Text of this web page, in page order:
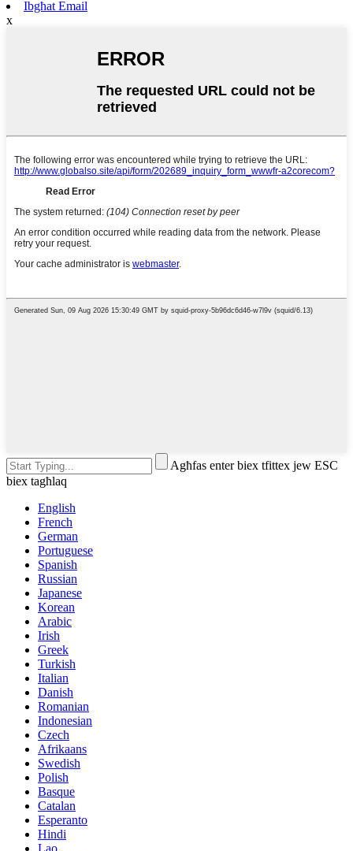
Ibgħat Email
x
Agħfas enter biex tfittex jew ESC
biex tagħlaq
English
French
German
Portuguese
Spanish
Russian
Japanese
Korean
Arabic
Irish
Greek
Turkish
Italian
Danish
Romanian
Indonesian
Czech
Afrikaans
Swedish
Polish
Basque
Catalan
Esperanto
Hindi